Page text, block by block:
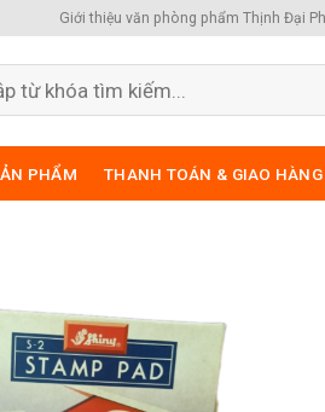
Giới thiệu văn phòng phẩm Thịnh Đại
PHẨM THANH TOÁN & GIAO HÀNG